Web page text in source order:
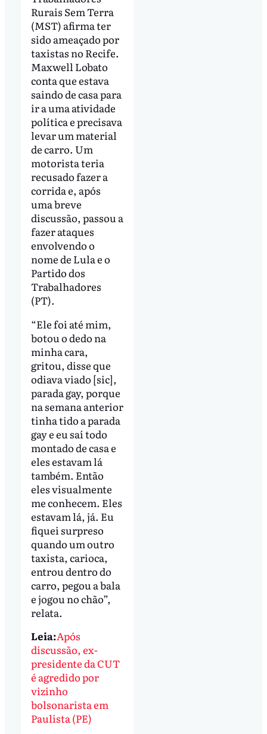
Rurais Sem Terra
(MST) afirma ter
sido ameaçado por
taxistas no Recife.
Maxwell Lobato
conta que estava
saindo de casa para
ir a uma atividade
política e precisava
levar um material
de carro. Um
motorista teria
recusado fazer a
corrida e, após
uma breve
discussão, passou a
fazer ataques
envolvendo o
nome de Lula e o
Partido dos
Trabalhadores
(PT).
“Ele foi até mim,
botou o dedo na
minha cara,
gritou, disse que
odiava viado [sic],
parada gay, porque
na semana anterior
tinha tido a parada
gay e eu saí todo
montado de casa e
eles estavam lá
também. Então
eles visualmente
me conhecem. Eles
estavam lá, já. Eu
fiquei surpreso
quando um outro
taxista, carioca,
entrou dentro do
carro, pegou a bala
e jogou no chão”,
relata.
Leia:Após
discussão, ex-
presidente da CUT
é agredido por
vizinho
bolsonarista em
Paulista (PE)